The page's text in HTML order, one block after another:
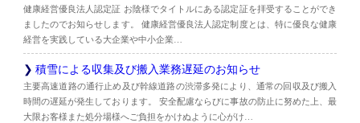
健康経営優良法人認定証 お陰様でタイトルにある認定証を拝受することができ
ましたのでお知らせします。 健康経営優良法人認定制度とは、特に優良な健康
経営を実践している大企業や中小企業…
積雪による収集及び搬入業務遅延のお知らせ
主要高速道路の通行止め及び幹線道路の渋滞多発により、通常の回収及び搬入
時間の遅延が発生しております。 安全配慮ならびに事故の防止に努めた上、最
大限お客様また処分場様へご負担をかけぬように心がけ…